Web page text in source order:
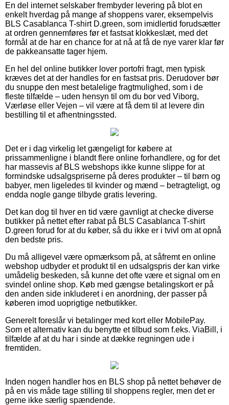
En del internet selskaber frembyder levering på blot en
enkelt hverdag på mange af shoppens varer, eksempelvis
BLS Casablanca T-shirt D.green, som imidlertid forudsætter
at ordren gennemføres før et fastsat klokkeslæt, med det
formål at de har en chance for at nå at få de nye varer klar før
de pakkeansatte tager hjem.
En hel del online butikker lover portofri fragt, men typisk
kræves det at der handles for en fastsat pris. Derudover bør
du snuppe den mest betalelige fragtmulighed, som i de
fleste tilfælde – uden hensyn til om du bor ved Viborg,
Værløse eller Vejen – vil være at få dem til at levere din
bestilling til et afhentningssted.
Det er i dag virkelig let gængeligt for købere at
prissammenligne i blandt flere online forhandlere, og for det
har massevis af BLS webshops ikke kunne slippe for at
formindske udsalgspriserne på deres produkter – til børn og
babyer, men ligeledes til kvinder og mænd – betragteligt, og
endda nogle gange tilbyde gratis levering.
Det kan dog til hver en tid være gavnligt at checke diverse
butikker på nettet efter rabat på BLS Casablanca T-shirt
D.green forud for at du køber, så du ikke er i tvivl om at opnå
den bedste pris.
Du må alligevel være opmærksom på, at såfremt en online
webshop udbyder et produkt til en udsalgspris der kan virke
umådelig beskeden, så kunne det ofte være et signal om en
svindel online shop. Køb med gængse betalingskort er på
den anden side inkluderet i en anordning, der passer på
køberen imod uoprigtige netbutikker.
Generelt foreslår vi betalinger med kort eller MobilePay.
Som et alternativ kan du benytte et tilbud som f.eks. ViaBill, i
tilfælde af at du har i sinde at dække regningen ude i
fremtiden.
Inden nogen handler hos en BLS shop på nettet behøver de
på en vis måde tage stilling til shoppens regler, men det er
gerne ikke særlig spændende.